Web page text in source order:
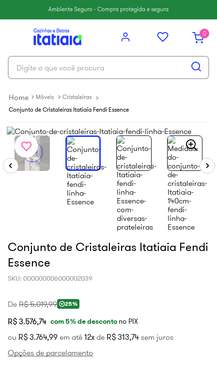
Ambiente Seguro - Compra protegida e segura
0
Digite o que você procura
Móveis
Cristaleiras
Conjunto de Cristaleiras Itatiaia Fendi Essence
Conjunto de Cristaleiras Itatiaia Fendi
Essence
SKU: 000000006000002039
De R$ 5.019,99 25%
R$ 3.576,74 com5% de desconto no PIX
ou R$ 3.764,99 em até 12 de R$ 313,74 sem juros
Opções de parcelamento
paneleiro
renova
9º
armário cozinha
aço